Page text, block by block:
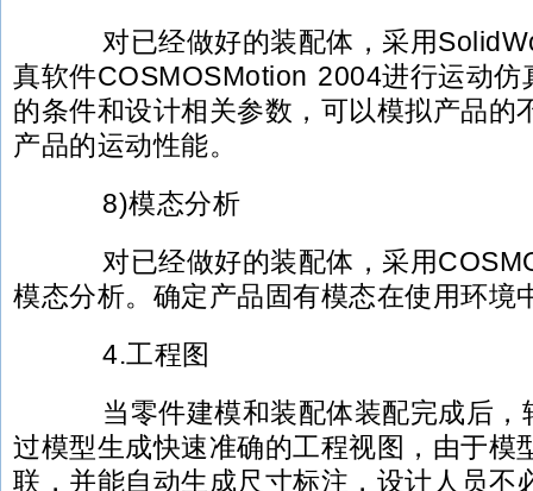
对已经做好的装配体，采用
真软件COSMOSMotion 2004进行运动仿
的条件和设计相关参数，可以模拟产品的
产品的运动性能。
8)模态分析
对已经做好的装配体，采用
模态分析。确定产品固有模态在使用环境
4.工程图
当零件建模和装配体装配完成后，
过模型生成快速准确的工程视图，由于模
联，并能自动生成尺寸标注，设计人员不